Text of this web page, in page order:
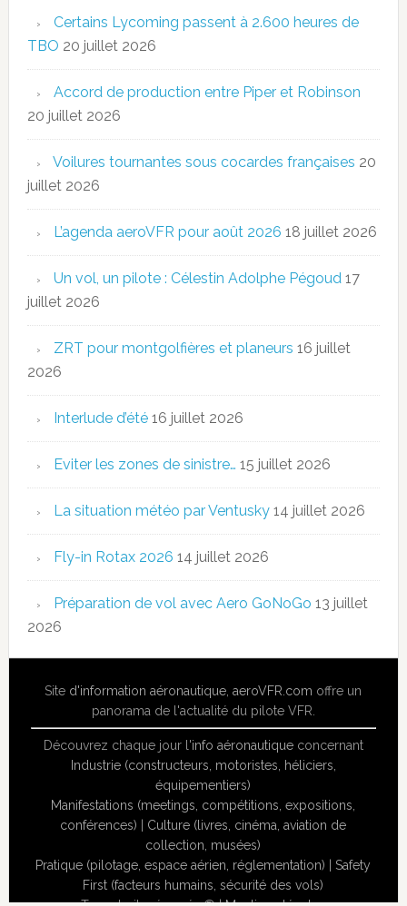
Certains Lycoming passent à 2.600 heures de
TBO 20 juillet 2026
Accord de production entre Piper et Robinson
20 juillet 2026
Voilures tournantes sous cocardes françaises 20
juillet 2026
L’agenda aeroVFR pour août 2026 18 juillet 2026
Un vol, un pilote : Célestin Adolphe Pégoud 17
juillet 2026
ZRT pour montgolfières et planeurs 16 juillet
2026
Interlude d’été 16 juillet 2026
Eviter les zones de sinistre… 15 juillet 2026
La situation météo par Ventusky 14 juillet 2026
Fly-in Rotax 2026 14 juillet 2026
Préparation de vol avec Aero GoNoGo 13 juillet
2026
Site d'information aéronautique ,aeroVFR.com offre un
panorama de l'actualité du pilote VFR.
Découvrez chaque jour l'info aéronautiqueconcernant
Industrie (constructeurs, motoristes, héliciers,
équipementiers)
Manifestations (meetings, compétitions, expositions,
conférences)
Culture (livres, cinéma, aviation de
collection, musées)
Pratique (pilotage, espace aérien, réglementation) |Safety
First (facteurs humains, sécurité des vols)